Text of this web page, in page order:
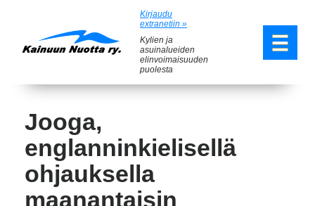
Kirjaudu
extranetiin »
Kylien ja
asuinalueiden
elinvoimaisuuden
puolesta
Jooga,
englanninkielisellä
ohjauksella
maanantaisin